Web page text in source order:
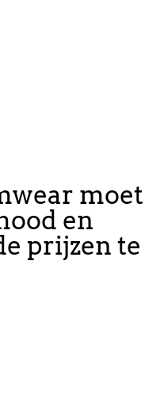
moet
en
prijzen te